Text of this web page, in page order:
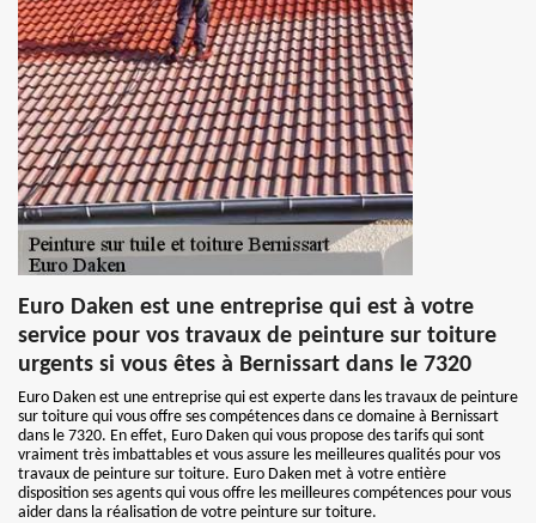
Euro Daken est une entreprise qui est à votre
service pour vos travaux de peinture sur toiture
urgents si vous êtes à Bernissart dans le 7320
Euro Daken est une entreprise qui est experte dans les travaux de peinture
sur toiture qui vous offre ses compétences dans ce domaine à Bernissart
dans le 7320. En effet, Euro Daken qui vous propose des tarifs qui sont
vraiment très imbattables et vous assure les meilleures qualités pour vos
travaux de peinture sur toiture. Euro Daken met à votre entière
disposition ses agents qui vous offre les meilleures compétences pour vous
aider dans la réalisation de votre peinture sur toiture.